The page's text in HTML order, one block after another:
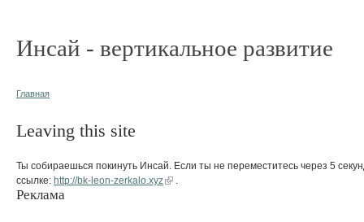
Инсай - вертикальное развитие
Главная
Leaving this site
Ты собираешься покинуть Инсай. Если ты не переместитесь через 5
ссылке: http://bk-leon-zerkalo.xyz
Реклама